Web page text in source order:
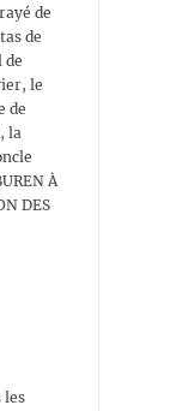
de
de
de
le
de
la
À
DES
les